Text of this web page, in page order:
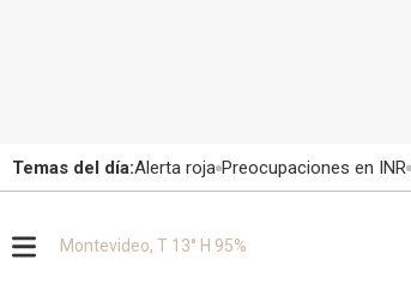
Temas del día:Alerta roja Preocupaciones en INR
Montevideo, T 13° H 95%